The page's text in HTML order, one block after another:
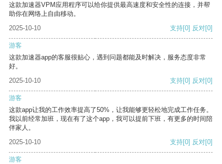
这款加速器VPM应用程序可以给你提供最高速度和安全性的连接，并帮
助你在网络上自由移动。
2025-10-10
支持[0] 反对[0]
游客
这款加速器app的客服很贴心，遇到问题都能及时解决，服务态度非常
好。
2025-10-10
支持[0] 反对[0]
游客
这款app让我的工作效率提高了50%，让我能够更轻松地完成工作任务。
我以前经常加班，现在有了这个app，我可以提前下班，有更多的时间陪
伴家人。
2025-10-10
支持[0] 反对[0]
游客